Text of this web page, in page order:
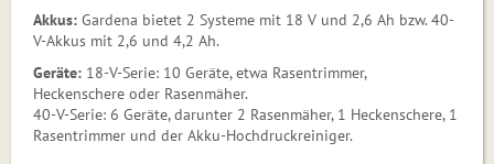
Akkus: Gardena bietet 2 Systeme mit 18 V und 2,6 Ah bzw. 40-
V-Akkus mit 2,6 und 4,2 Ah.
Geräte: 18-V-Serie: 10 Geräte, etwa Rasentrimmer,
Heckenschere oder Rasenmäher.
40-V-Serie: 6 Geräte, darunter 2 Rasenmäher, 1 Heckenschere, 1
Rasentrimmer und der Akku-Hochdruckreiniger.